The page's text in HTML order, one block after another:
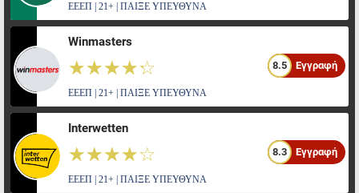
ΕΕΕΠ | 21+ | ΠΑΙΞΕ ΥΠΕΥΘΥΝΑ
Winmasters
☆☆☆☆☆
★★★★★ 8.5 Εγγραφή
ΕΕΕΠ | 21+ | ΠΑΙΞΕ ΥΠΕΥΘΥΝΑ
Interwetten
☆☆☆☆☆
★★★★★ 8.3 Εγγραφή
ΕΕΕΠ | 21+ | ΠΑΙΞΕ ΥΠΕΥΘΥΝΑ